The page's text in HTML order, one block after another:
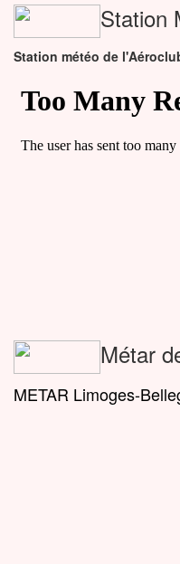
Station
Station météo de
Métar
METAR Limoges-